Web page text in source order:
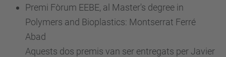
Premi Fòrum EEBE, al Master's degree in
Polymers and Bioplastics: Montserrat Ferré
Abad
Aquests dos premis van ser entregats per Javier